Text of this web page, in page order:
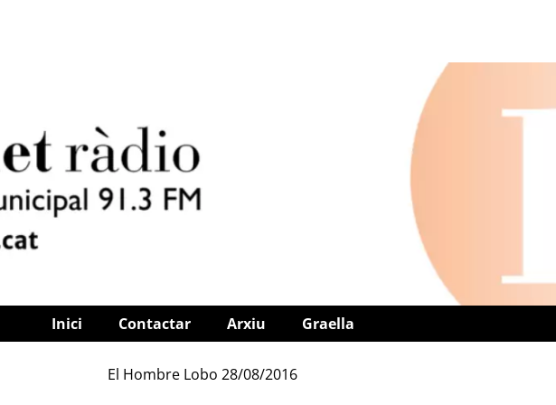
Inici Contactar Arxiu Graella
El Hombre Lobo 28/08/2016